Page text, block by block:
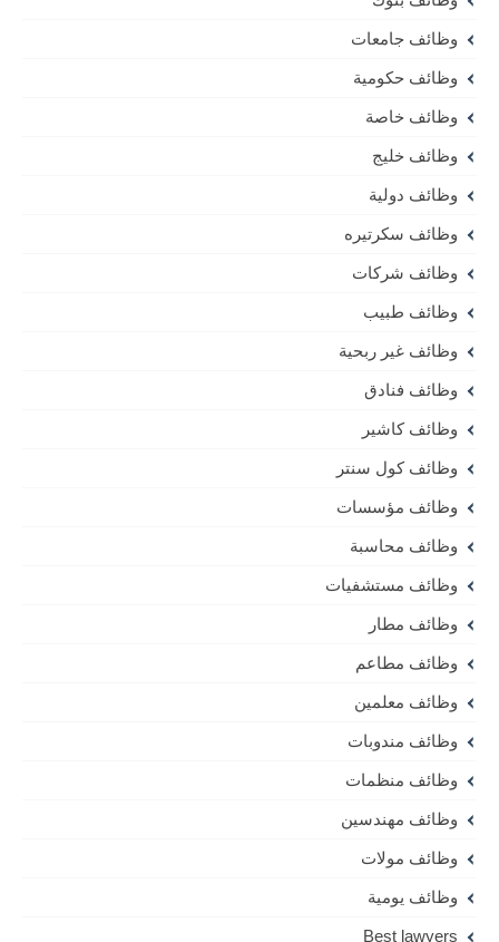
وظائف جامعات
وظائف حكومية
وظائف خاصة
وظائف خليج
وظائف دولية
وظائف سكرتيره
وظائف شركات
وظائف طبيب
وظائف غير ربحية
وظائف فنادق
وظائف كاشير
وظائف كول سنتر
وظائف مؤسسات
وظائف محاسبة
وظائف مستشفيات
وظائف مطار
وظائف مطاعم
وظائف معلمين
وظائف مندوبات
وظائف منظمات
وظائف مهندسين
وظائف مولات
وظائف يومية
Best lawyers